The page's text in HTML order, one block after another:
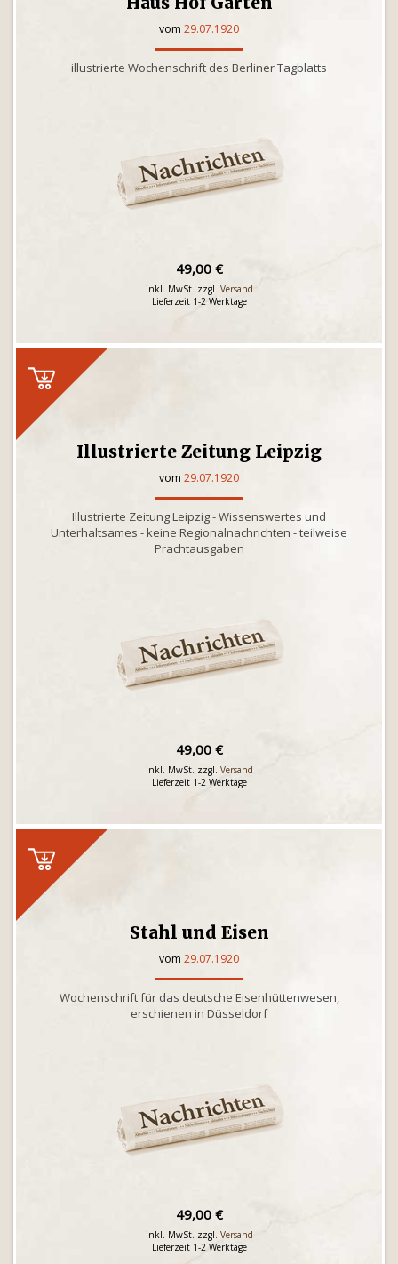
vom 29.07.1920
illustrierte Wochenschrift des Berliner Tagblatts
49,00 €
inkl. MwSt. zzgl. Versand
Lieferzeit 1-2 Werktage
Illustrierte Zeitung Leipzig
vom 29.07.1920
Illustrierte Zeitung Leipzig - Wissenswertes und
Unterhaltsames - keine Regionalnachrichten - teilweise
Prachtausgaben
49,00 €
inkl. MwSt. zzgl. Versand
Lieferzeit 1-2 Werktage
Stahl und Eisen
vom 29.07.1920
Wochenschrift für das deutsche Eisenhüttenwesen,
erschienen in Düsseldorf
49,00 €
inkl. MwSt. zzgl. Versand
Lieferzeit 1-2 Werktage